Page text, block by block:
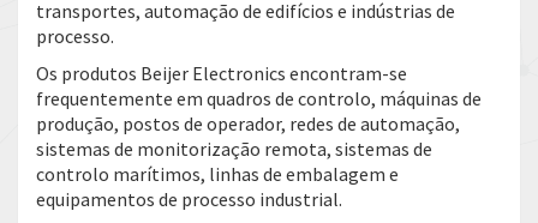
transportes, automação de edifícios e indústrias de
processo.
Os produtos Beijer Electronics encontram-se
frequentemente em quadros de controlo, máquinas de
produção, postos de operador, redes de automação,
sistemas de monitorização remota, sistemas de
controlo marítimos, linhas de embalagem e
equipamentos de processo industrial.